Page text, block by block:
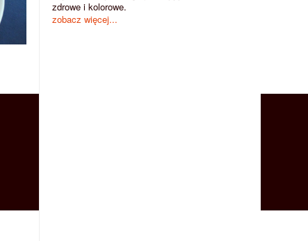
zdrowe i kolorowe.
zobacz więcej...